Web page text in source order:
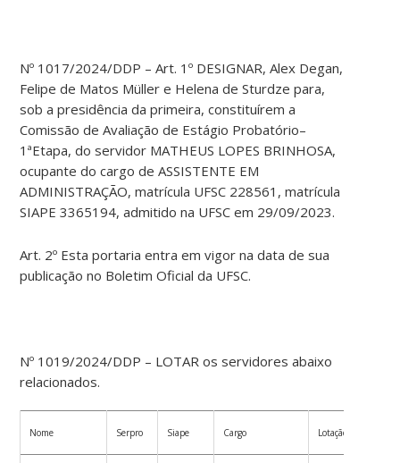
Nº 1017/2024/DDP – Art. 1º DESIGNAR, Alex Degan,
Felipe de Matos Müller e Helena de Sturdze para,
sob a presidência da primeira, constituírem a
Comissão de Avaliação de Estágio Probatório–
1ªEtapa, do servidor MATHEUS LOPES BRINHOSA,
ocupante do cargo de ASSISTENTE EM
ADMINISTRAÇÃO, matrícula UFSC 228561, matrícula
SIAPE 3365194, admitido na UFSC em 29/09/2023.
Art. 2º Esta portaria entra em vigor na data de sua
publicação no Boletim Oficial da UFSC.
Nº 1019/2024/DDP – LOTAR os servidores abaixo
relacionados.
Nome Serpro Siape Cargo Lotação